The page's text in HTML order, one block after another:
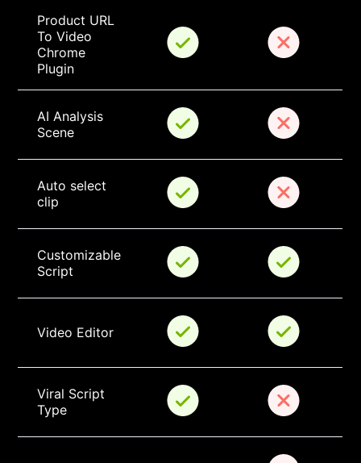
Product URL
To Video
Chrome
Plugin
AI Analysis
Scene
Auto select
clip
Customizable
Script
Video Editor
Viral Script
Type